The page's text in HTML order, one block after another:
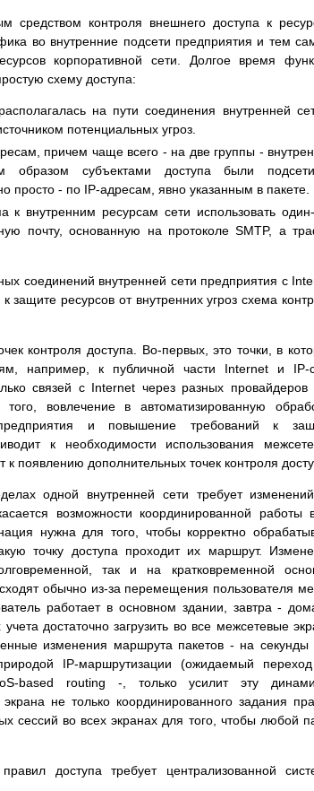
средством контроля внешнего доступа к
во внутренние подсети предприятия и тем
корпоративной сети. Долгое время
схему доступа:
на пути соединения внутренней
потенциальных угроз.
причем чаще всего - на две группы -
образом субъектами доступа были
просто - по IP-адресам, явно указанным в пакете.
внутренним ресурсам сети использовать
почту, основанную на протоколе SMTP, а
соединений внутренней сети предприятия с
ресурсов от внутренних угроз схема
контроля доступа. Во-первых, это точки, в
например, к публичной части Internet и IP-
связей с Internet через разных провайдеров
вовлечение в автоматизированную
и повышение требований к
к необходимости использования
появлению дополнительных точек контроля
одной внутренней сети требует
возможности координированной работы
нужна для того, чтобы корректно
точку доступа проходит их маршрут.
так и на кратковременной
обычно из-за перемещения пользователя
работает в основном здании, завтра -
достаточно загрузить во все межсетевые
изменения маршрута пакетов - на секунды
IP-маршрутизации (ожидаемый
based routing -, только усилит эту
не только координированного задания
сессий во всех экранах для того, чтобы любой
доступа требует централизованной